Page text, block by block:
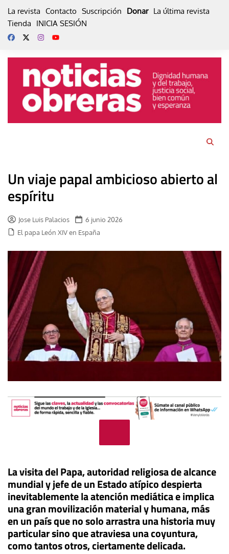
La revista Contacto Suscripción Donar La última revista
Tienda
INICIA SESIÓN
Un viaje papal ambicioso abierto al
espíritu
Jose Luis Palacios
6 junio 2026
El papa León XIV en España
La visita del Papa, autoridad religiosa de alcance
mundial y jefe de un Estado atípico despierta
inevitablemente la atención mediática e implica
una gran movilización material y humana, más
en un país que no solo arrastra una historia muy
particular sino que atraviesa una coyuntura,
como tantos otros, ciertamente delicada.